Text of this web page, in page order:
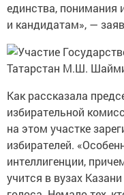
единства, понимания
и кандидатам», —
Как рассказала
избирательной
на этом участке
избирателей.
интеллигенции,
учится в вузах